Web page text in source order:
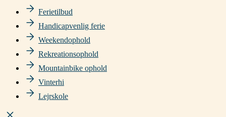
Ferietilbud
Handicapvenlig ferie
Weekendophold
Rekreationsophold
Mountainbike ophold
Vinterhi
Lejrskole